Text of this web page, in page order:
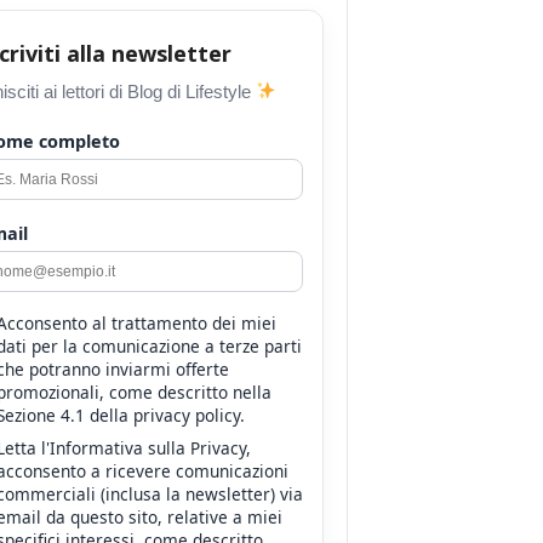
alla newsletter
ai lettori di Blog di Lifestyle
completo
al trattamento dei miei
per la comunicazione a terze parti
potranno inviarmi offerte
come descritto nella
4.1 della privacy policy.
l'Informativa sulla Privacy,
a ricevere comunicazioni
(inclusa la newsletter) via
da questo sito, relative a miei